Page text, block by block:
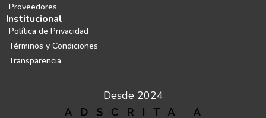
Proveedores
Institucional
Política de Privacidad
Términos y Condiciones
Transparencia
Desde 2024